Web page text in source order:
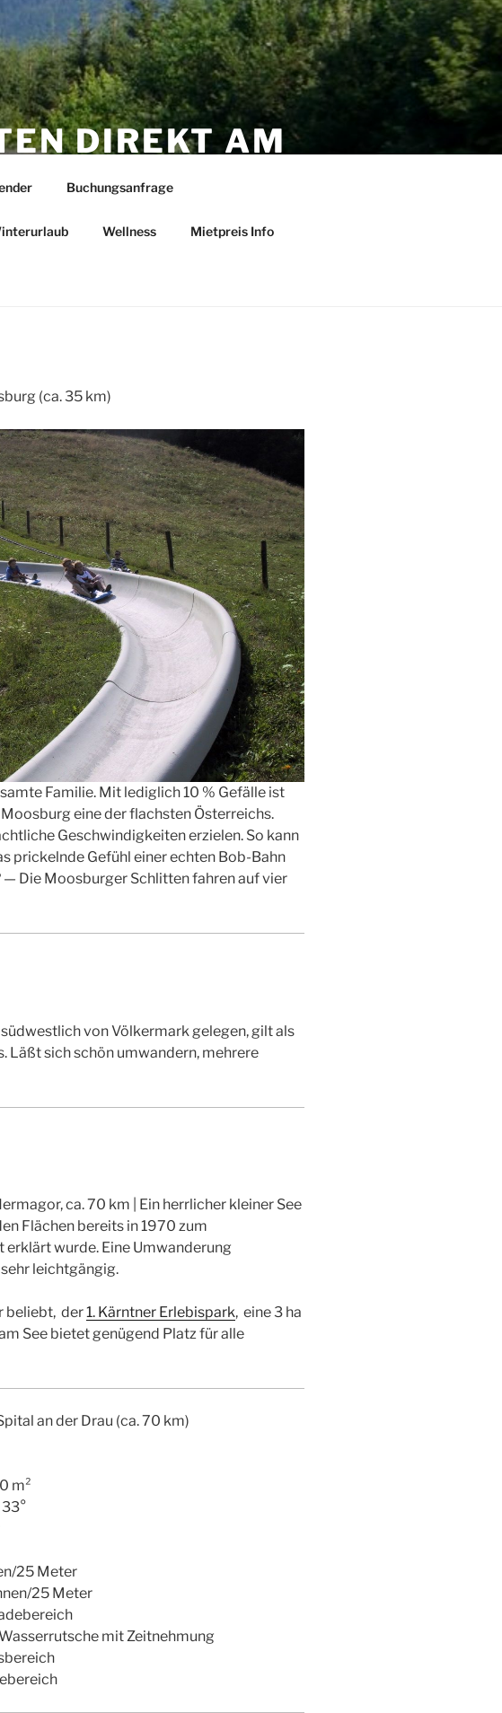
DIREKT AM
…
Buchungsanfrage
Wellness Mietpreis Info
(ca. 35 km)
Familie. Mit lediglich 10 % Gefälle ist
eine der flachsten Österreichs.
Geschwindigkeiten erzielen. So kann
prickelnde Gefühl einer echten Bob-Bahn
— Die Moosburger Schlitten fahren auf vier
südwestlich von Völkermark gelegen, gilt als
Läßt sich schön umwandern, mehrere
ca. 70 km | Ein herrlicher kleiner See
Flächen bereits in 1970 zum
wurde. Eine Umwanderung
leichtgängig.
beliebt, der1. Kärntner Erlebispark, eine 3 ha
See bietet genügend Platz für alle
an der Drau (ca. 70 km)
m²
25 Meter
25 Meter
mit Zeitnehmung